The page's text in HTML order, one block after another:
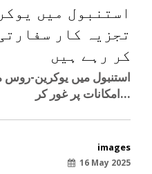
استنبول میں
تجزیہ کار
کر رہے ہیں
استنبول میں یوکرین-روس
امکانات پر غور کر...
16 May 2025